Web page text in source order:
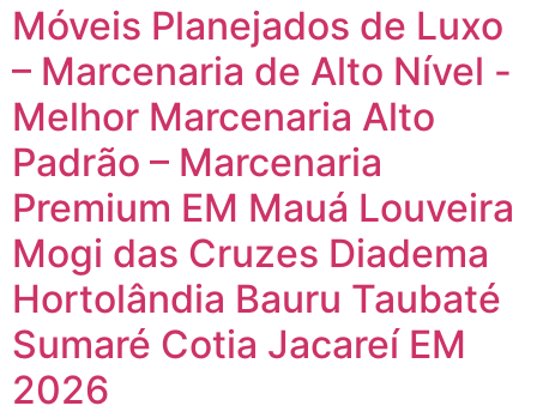
Móveis Planejados de Luxo
– Marcenaria de Alto Nível -
Melhor Marcenaria Alto
Padrão – Marcenaria
Premium EM Mauá Louveira
Mogi das Cruzes Diadema
Hortolândia Bauru Taubaté
Sumaré Cotia Jacareí EM
2026